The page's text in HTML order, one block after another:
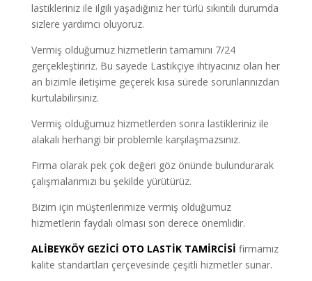
lastikleriniz ile ilgili yaşadığınız her türlü sıkıntılı durumda
sizlere yardımcı oluyoruz.
Vermiş olduğumuz hizmetlerin tamamını 7/24
gerçekleştiririz. Bu sayede Lastikçiye ihtiyacınız olan her
an bizimle iletişime geçerek kısa sürede sorunlarınızdan
kurtulabilirsiniz.
Vermiş olduğumuz hizmetlerden sonra lastikleriniz ile
alakalı herhangi bir problemle karşılaşmazsınız.
Firma olarak pek çok değeri göz önünde bulundurarak
çalışmalarımızı bu şekilde yürütürüz.
Bizim için müşterilerimize vermiş olduğumuz
hizmetlerin faydalı olması son derece önemlidir.
ALİBEYKÖY GEZİCİ OTO LASTİK TAMİRCİSİ firmamız
kalite standartları çerçevesinde çeşitli hizmetler sunar.